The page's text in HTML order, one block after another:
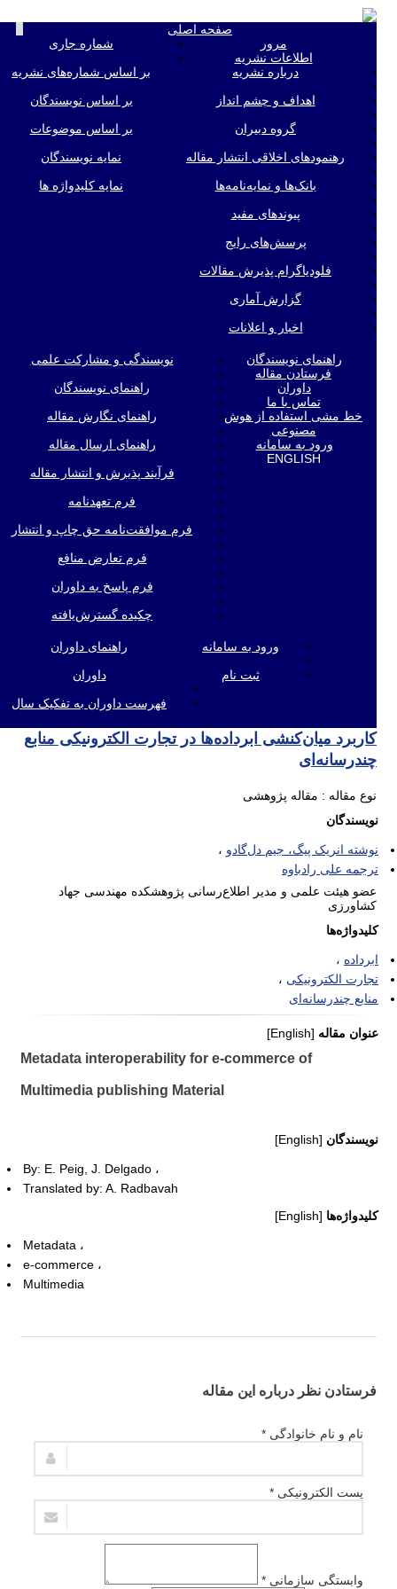
صفحه اصلی
مرور
شماره جاری
بر اساس شماره‌های نشریه
بر اساس نویسندگان
بر اساس موضوعات
نمایه نویسندگان
نمایه کلیدواژه ها
اطلاعات نشریه
درباره نشریه
اهداف و چشم انداز
گروه دبیران
رهنمودهای اخلاقی انتشار مقاله
بانک‌ها و نمایه‌‌نامه‌ها
پیوندهای مفید
پرسش‌های رایج
فلودیاگرام پذیرش مقالات
گزارش آماری
اخبار و اعلانات
راهنمای نویسندگان
نویسندگی و مشارکت علمی
راهنمای نویسندگان
راهنمای نگارش مقاله
راهنمای ارسال مقاله
فرآیند پذیرش و انتشار مقاله
فرم تعهدنامه
فرم موافقت‌نامه حق چاپ و انتشار
فرم تعارض منافع
فرم پاسخ به داوران
چکیده گسترش‌یافته
فرستادن مقاله
داوران
راهنمای داوران
داوران
فهرست داوران به تفکیک سال
تماس با ما
خط مشی استفاده از هوش
مصنوعی
ورود به سامانه
ورود به سامانه
ثبت نام
ENGLISH
کاربرد میان‌کنشی ابرداده‌ها در تجارت الکترونیکی منابع
چندرسانه‌ای
نوع مقاله : مقاله پژوهشی
نویسندگان
نوشته انریک پیگ، جیم دل‌گادو
ترجمه علی رادباوه
عضو هیئت علمی و مدیر اطلاع‌رسانی پژوهشکده مهندسی جهاد
کشاورزی
کلیدواژه‌ها
ابرداده
تجارت الکترونیکی
منابع چندرسانه‌ای
عنوان مقاله [English]
Metadata interoperability for e-commerce of
Multimedia publishing Material
نویسندگان [English]
By: E. Peig, J. Delgado
Translated by: A. Radbavah
کلیدواژه‌ها [English]
Metadata
e-commerce
Multimedia
فرستادن نظر درباره این مقاله
نام و نام خانوادگی *
پست الکترونیکی *
وابستگی سازمانی *